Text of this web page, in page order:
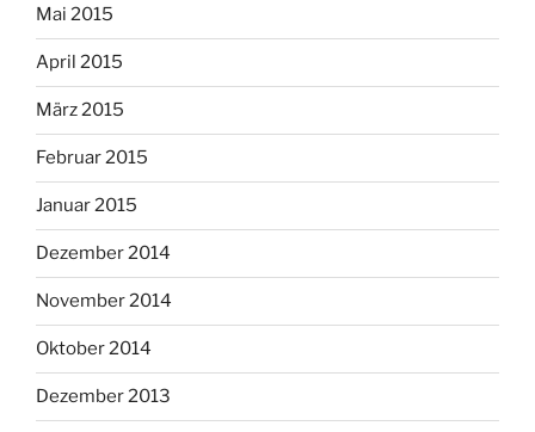
Mai 2015
April 2015
März 2015
Februar 2015
Januar 2015
Dezember 2014
November 2014
Oktober 2014
Dezember 2013